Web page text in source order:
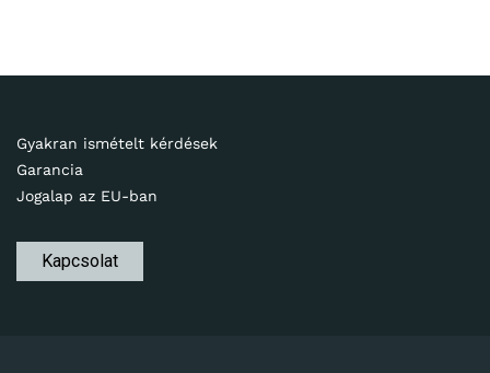
Gyakran ismételt kérdések
Garancia
Jogalap az EU-ban
Kapcsolat